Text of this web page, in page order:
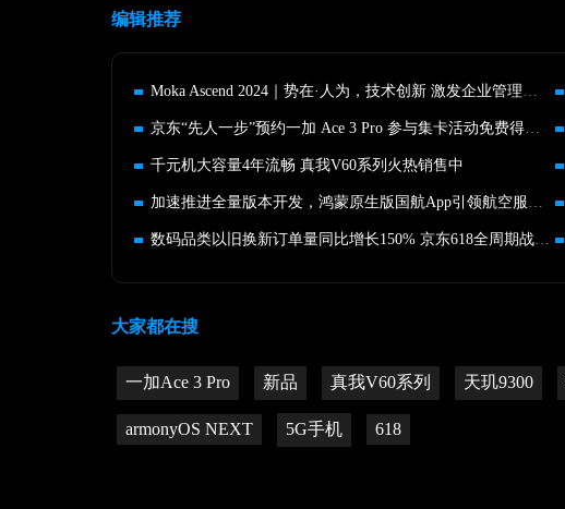
编辑推荐
Moka Ascend 2024｜势在·人为，技术创新 激发企业管理内在效能
京东“先人一步”预约一加 Ace 3 Pro 参与集卡活动免费得新品
千元机大容量4年流畅 真我V60系列火热销售中
加速推进全量版本开发，鸿蒙原生版国航App引领航空服务新潮流
数码品类以旧换新订单量同比增长150% 京东618全周期战报出炉
大家都在搜
一加Ace 3 Pro 新品 真我V60系列 天玑9300
armonyOS NEXT 5G手机 618